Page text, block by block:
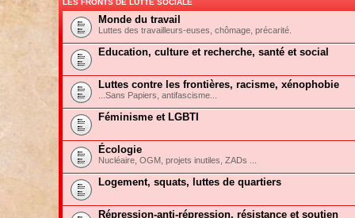
Monde du travail
Luttes des travailleurs-euses, chômage, précarité.
Education, culture et recherche, santé et social
Luttes contre les frontières, racisme, xénophobie
...Sans Papiers, antifascisme...
Féminisme et LGBTI
Écologie
Nucléaire, OGM, projets inutiles, ZADs ...
Logement, squats, luttes de quartiers
Répression-anti-répression, résistance et soutien